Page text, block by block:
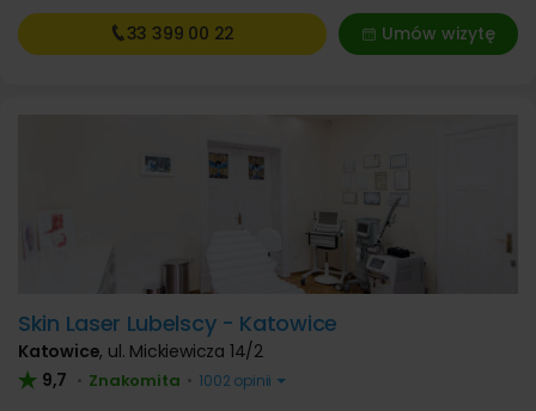
Umów wizytę
33 399 00 22
Skin Laser Lubelscy - Katowice
Katowice, ul. Mickiewicza 14/2
9,7 • Znakomita • 1002 opinii